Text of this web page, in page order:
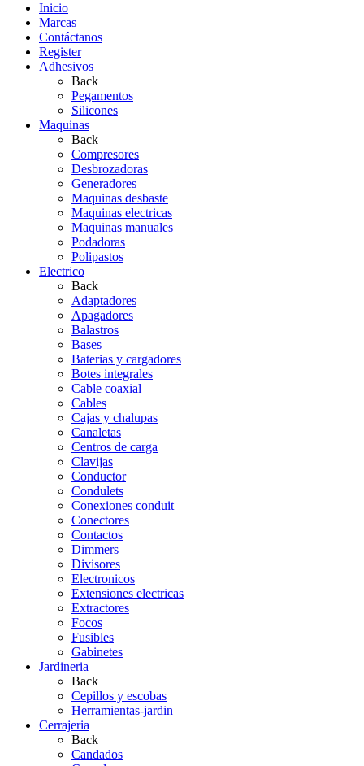
Inicio
Marcas
Contáctanos
Register
Adhesivos
Back
Pegamentos
Silicones
Maquinas
Back
Compresores
Desbrozadoras
Generadores
Maquinas desbaste
Maquinas electricas
Maquinas manuales
Podadoras
Polipastos
Electrico
Back
Adaptadores
Apagadores
Balastros
Bases
Baterias y cargadores
Botes integrales
Cable coaxial
Cables
Cajas y chalupas
Canaletas
Centros de carga
Clavijas
Conductor
Condulets
Conexiones conduit
Conectores
Contactos
Dimmers
Divisores
Electronicos
Extensiones electricas
Extractores
Focos
Fusibles
Gabinetes
Jardineria
Back
Cepillos y escobas
Herramientas-jardin
Cerrajeria
Back
Candados